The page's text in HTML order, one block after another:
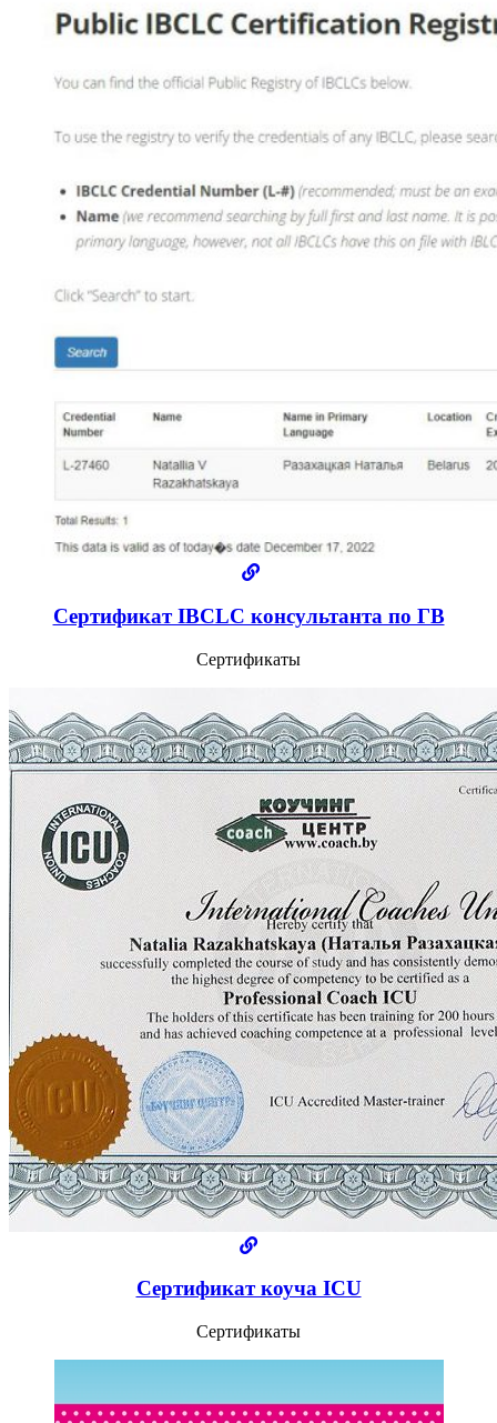
Сертификат IBCLC консультанта по ГВ
Сертификаты
Сертификат коуча ICU
Сертификаты